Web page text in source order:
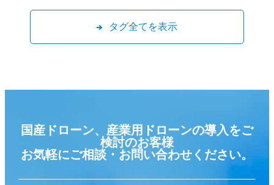
タグ全てを表示
国産ドローン、産業用ドローンの導入をご
検討のお客様
お気軽にご相談・お問い合わせください。